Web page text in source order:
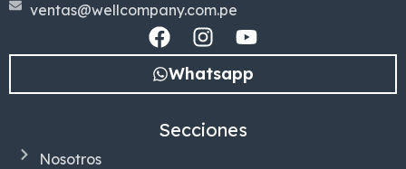
ventas@wellcompany.com.pe
Whatsapp
Secciones
Nosotros